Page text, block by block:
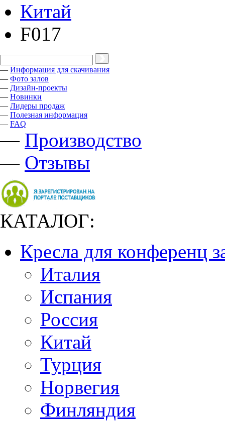
Китай
F017
— Информация для скачивания
— Фото залов
— Дизайн-проекты
— Новинки
— Лидеры продаж
— Полезная информация
— FAQ
— Производство
— Отзывы
КАТАЛОГ:
Кресла для конференц
Италия
Испания
Россия
Китай
Турция
Норвегия
Финляндия